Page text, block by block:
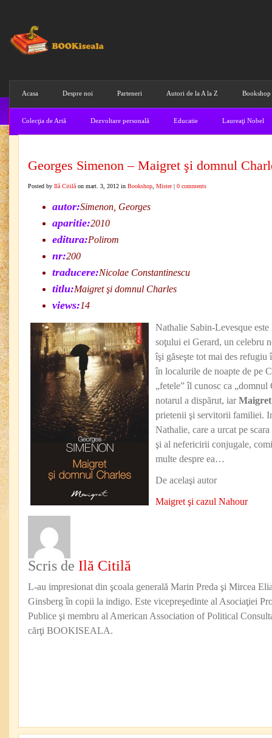
Acasa Despre noi Parteneri Autori de la A la Z Bookshop
Colecţia de Artă Dezvoltare personală Educatie Laureaţi Nobel
Georges Simenon – Maigret şi domnul
Posted by Ilă Citilă on mart. 3, 2012 in Bookshop Mister| 0 comments
autor:Simenon, Georges
aparitie:2010
editura:Polirom
nr:200
traducere:Nicolae Constantinescu
titlu:Maigret şi domnul Charles
views:14
Nathalie Sabin-Levesque este
soţului ei Gerard, un celebru
îşi găseşte tot mai des refugiu
în localurile de noapte de pe
„fetele” îl cunosc ca „domnul
notarul a dispărut, iarMaigret
prietenii şi servitorii familiei.
Nathalie, care a urcat pe
şi al nefericirii conjugale,
multe despre ea…
De acelaşi autor
Maigret şi cazul Nahour
Scris de Ilă Citilă
L-au impresionat din şcoala generală Marin Preda şi Mircea
Ginsberg în copii la indigo. Este vicepreşedinte al Asociaţiei
Publice şi membru al American Association of Political
cărţi BOOKISEALA.